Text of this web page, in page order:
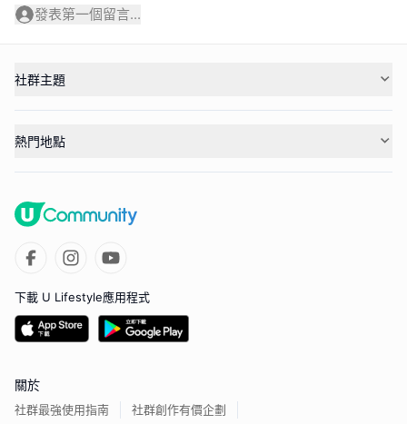
發表第一個留言...
社群主題
熱門地點
下載 U Lifestyle應用程式
關於
社群最強使用指南 社群創作有價企劃